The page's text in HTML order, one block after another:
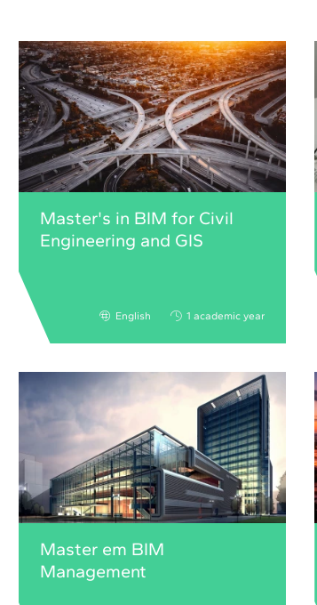
Master's in BIM for Civil
Engineering and GIS
English 1 academic year
Master em BIM
Management